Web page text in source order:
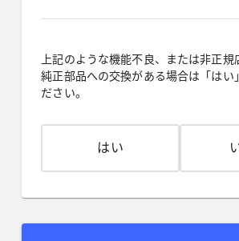
上記のような機能不良、または非正
純正部品への交換がある場合は「はい
ださい。
はい